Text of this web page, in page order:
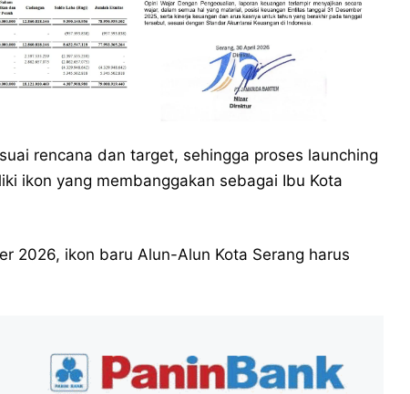
rencana dan target, sehingga proses launching
ikon yang membanggakan sebagai Ibu Kota
2026, ikon baru Alun-Alun Kota Serang harus